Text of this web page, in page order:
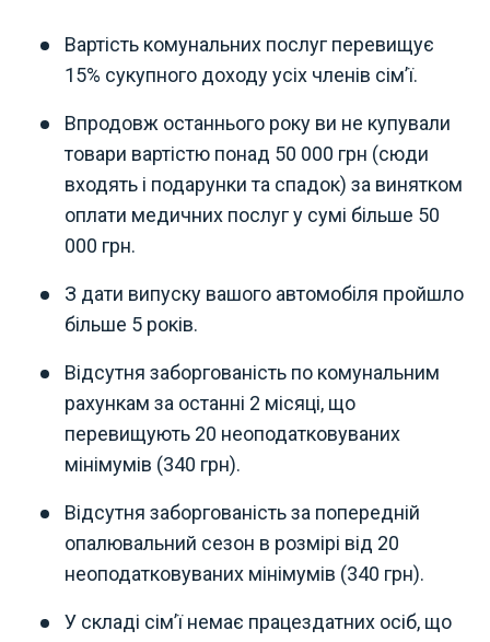
Вартість комунальних послуг перевищує
15% сукупного доходу усіх членів сім’ї.
Впродовж останнього року ви не купували
товари вартістю понад 50 000 грн (сюди
входять і подарунки та спадок) за винятком
оплати медичних послуг у сумі більше 50
000 грн.
З дати випуску вашого автомобіля пройшло
більше 5 років.
Відсутня заборгованість по комунальним
рахункам за останні 2 місяці, що
перевищують 20 неоподатковуваних
мінімумів (340 грн).
Відсутня заборгованість за попередній
опалювальний сезон в розмірі від 20
неоподатковуваних мінімумів (340 грн).
У складі сім’ї немає працездатних осіб, що